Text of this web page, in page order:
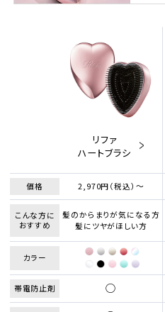
リファ
ハートブラシ
価格 2,970円（税込）～
こんな方に
おすすめ
髪のからまりが気になる方
髪にツヤがほしい方
カラー
帯電防止剤 ○